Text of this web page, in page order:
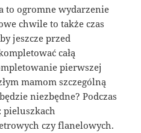
to ogromne wydarzenie
chwile to także czas
jeszcze przed
całą
pierwszej
mamom szczególną
niezbędne? Podczas
czy flanelowych.